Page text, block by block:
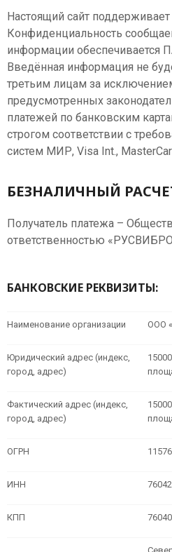
Настоящий сайт
Конфиденциальность
информации обеспечивается
Введённая информация не
третьим лицам за
предусмотренных
платежей по банковским
строгом соответствии с
систем МИР, Visa Int.,
БЕЗНАЛИЧНЫЙ
Получатель платежа –
ответственностью
БАНКОВСКИЕ РЕКВИЗИТЫ:
Наименование организации ООО
Юридический адрес (индекс,
город, адрес)
Фактический адрес (индекс,
город, адрес)
ОГРН
ИНН
КПП